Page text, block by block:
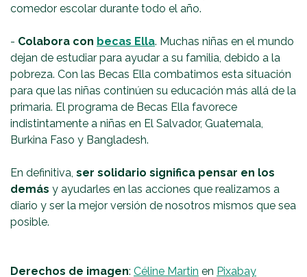
comedor escolar durante todo el año.
- Colabora con becas Ella. Muchas niñas en el mundo
dejan de estudiar para ayudar a su familia, debido a la
pobreza. Con las Becas Ella combatimos esta situación
para que las niñas continúen su educación más allá de la
primaria. El programa de Becas Ella favorece
indistintamente a niñas en El Salvador, Guatemala,
Burkina Faso y Bangladesh.
En definitiva, ser solidario significa pensar en los
demás y ayudarles en las acciones que realizamos a
diario y ser la mejor versión de nosotros mismos que sea
posible.
Derechos de imagen: Céline Martin en Pixabay